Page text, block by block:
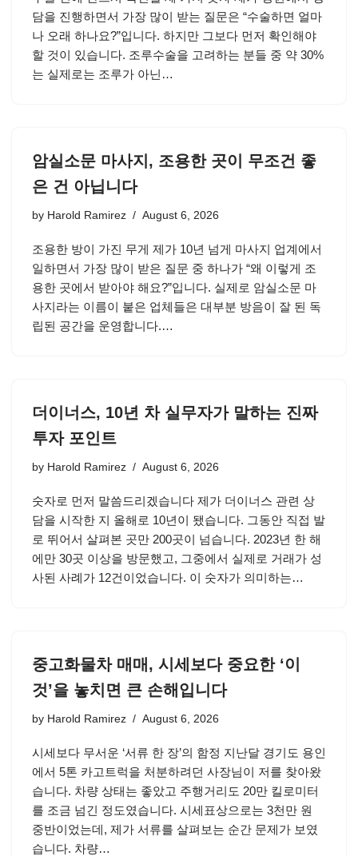
담을 진행하면서 가장 많이 받는 질문은 “수술하면 얼마
나 오래 하나요?”입니다. 하지만 그보다 먼저 확인해야
할 것이 있습니다. 조루수술을 고려하는 분들 중 약 30%
는 실제로는 조루가 아닌…
암실소문 마사지, 조용한 곳이 무조건 좋
은 건 아닙니다
by Harold Ramirez August 6, 2026
조용한 방이 가진 무게 제가 10년 넘게 마사지 업계에서
일하면서 가장 많이 받은 질문 중 하나가 “왜 이렇게 조
용한 곳에서 받아야 해요?”입니다. 실제로 암실소문 마
사지라는 이름이 붙은 업체들은 대부분 방음이 잘 된 독
립된 공간을 운영합니다.…
더이너스, 10년 차 실무자가 말하는 진짜
투자 포인트
by Harold Ramirez August 6, 2026
숫자로 먼저 말씀드리겠습니다 제가 더이너스 관련 상
담을 시작한 지 올해로 10년이 됐습니다. 그동안 직접 발
로 뛰어서 살펴본 곳만 200곳이 넘습니다. 2023년 한 해
에만 30곳 이상을 방문했고, 그중에서 실제로 거래가 성
사된 사례가 12건이었습니다. 이 숫자가 의미하는…
중고화물차 매매, 시세보다 중요한 ‘이
것’을 놓치면 큰 손해입니다
by Harold Ramirez August 6, 2026
시세보다 무서운 ‘서류 한 장’의 함정 지난달 경기도 용인
에서 5톤 카고트럭을 처분하려던 사장님이 저를 찾아왔
습니다. 차량 상태는 좋았고 주행거리도 20만 킬로미터
를 조금 넘긴 정도였습니다. 시세표상으로는 3천만 원
중반이었는데, 제가 서류를 살펴보는 순간 문제가 보였
습니다. 차량…